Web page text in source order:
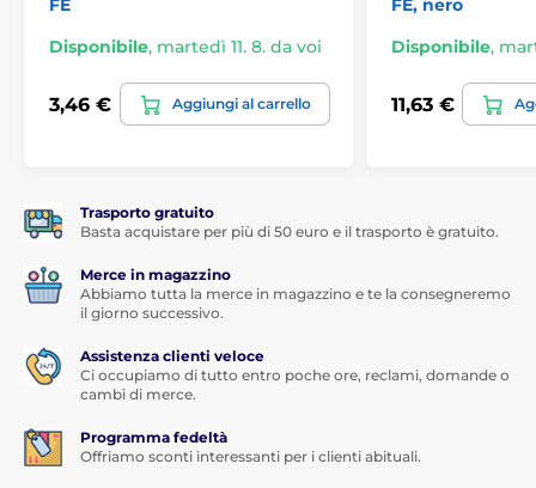
Vetro su misura per il tuo modello di smartphone
Ogni vetro ha un design individuale adattato al
modello di smartphone selezionato. I ritagli precisi
consentono l'accesso libero all'altoparlante, al
microfono o ai pulsanti a seconda della costruzione
Costruzione flessibile per un'installazione facile
L'installazione del Forcell Flexible è molto semplice e
può essere gestita anche da un utente normale.
Grazie alla pellicola PET aggiunta, il vetro si piega
facilmente e si adatta alla superficie dello schermo. Ti
consigliamo di guardare il video in cui presentiamo in
dettaglio l'installazione del vetro.
Certificato dall'Istituto Nazionale di Igiene come
prodotto sicuro per la salute e l'ambiente.
FE
Disponibile, martedì 11. 8. da voi
3,46 € Aggiungi al carrello
FE, nero
Disponibile,
11,63 €
Trasporto gratuito
Basta acquistare per più di 50 euro e il trasporto è gratuito.
Merce in magazzino
Abbiamo tutta la merce in magazzino e te la consegneremo
il giorno successivo.
Assistenza clienti veloce
Ci occupiamo di tutto entro poche ore, reclami, domande o
cambi di merce.
Programma fedeltà
Offriamo sconti interessanti per i clienti abituali.